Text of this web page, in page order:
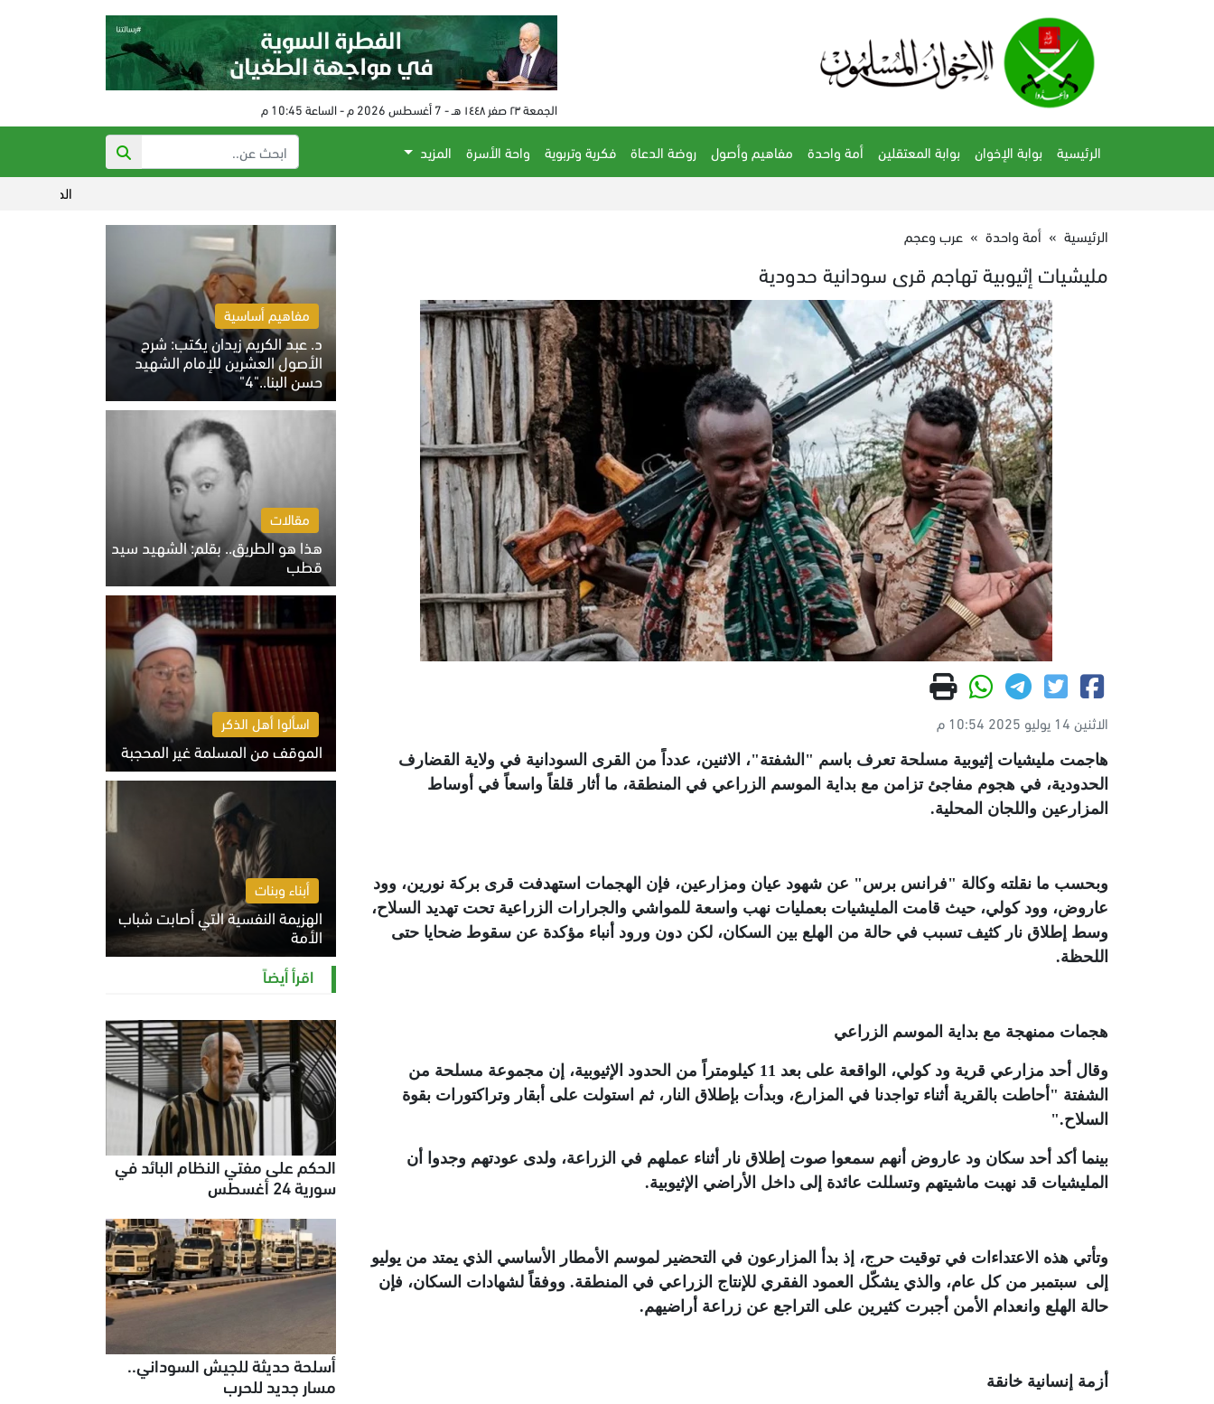
الجمعة ٢٣ صفر ١٤٤٨ هـ - 7 أغسطس 2026 م - الساعة 10:45 م
الرئيسية بوابة الإخوان بوابة المعتقلين أمة واحدة مفاهيم وأصول روضة الدعاة فكرية وتربوية واحة الأسرة
المزيد
الحكم على مفتي النظام
الرئيسية » أمة واحدة » عرب وعجم
مليشيات إثيوبية تهاجم قرى سودانية حدودية
الاثنين 14 يوليو 2025 10:54 م
هاجمت مليشيات إثيوبية مسلحة تعرف باسم "الشفتة"، الاثنين، عدداً من القرى السودانية في ولاية القضارف
الحدودية، في هجوم مفاجئ تزامن مع بداية الموسم الزراعي في المنطقة، ما أثار قلقاً واسعاً في أوساط
المزارعين واللجان المحلية.
وبحسب ما نقلته وكالة "فرانس برس" عن شهود عيان ومزارعين، فإن الهجمات استهدفت قرى بركة نورين، وود
عاروض، وود كولي، حيث قامت المليشيات بعمليات نهب واسعة للمواشي والجرارات الزراعية تحت تهديد السلاح،
وسط إطلاق نار كثيف تسبب في حالة من الهلع بين السكان، لكن دون ورود أنباء مؤكدة عن سقوط ضحايا حتى
اللحظة.
هجمات ممنهجة مع بداية الموسم الزراعي
وقال أحد مزارعي قرية ود كولي، الواقعة على بعد 11 كيلومتراً من الحدود الإثيوبية، إن مجموعة مسلحة من
الشفتة "أحاطت بالقرية أثناء تواجدنا في المزارع، وبدأت بإطلاق النار، ثم استولت على أبقار وتراكتورات بقوة
السلاح".
بينما أكد أحد سكان ود عاروض أنهم سمعوا صوت إطلاق نار أثناء عملهم في الزراعة، ولدى عودتهم وجدوا أن
المليشيات قد نهبت ماشيتهم وتسللت عائدة إلى داخل الأراضي الإثيوبية.
وتأتي هذه الاعتداءات في توقيت حرج، إذ بدأ المزارعون في التحضير لموسم الأمطار الأساسي الذي يمتد من يوليو
إلى سبتمبر من كل عام، والذي يشكّل العمود الفقري للإنتاج الزراعي في المنطقة. ووفقاً لشهادات السكان، فإن
حالة الهلع وانعدام الأمن أجبرت كثيرين على التراجع عن زراعة أراضيهم.
أزمة إنسانية خانقة
مفاهيم أساسية
د. عبد الكريم زيدان يكتب: شرح
الأصول العشرين للإمام الشهيد
حسن البنا.."4"
الخميس 6 أغسطس 2026 10:27 ص
مقالات
هذا هو الطريق.. بقلم: الشهيد سيد
قطب
الخميس 6 أغسطس 2026 10:52 ص
اسألوا أهل الذكر
الموقف من المسلمة غير المحجبة
الخميس 6 أغسطس 2026 10:45 ص
أبناء وبنات
الهزيمة النفسية التي أصابت شباب
الأمة
الخميس 6 أغسطس 2026 11:12 ص
اقرأ أيضاً
الحكم على مفتي النظام البائد في
سورية 24 أغسطس
أسلحة حديثة للجيش السوداني..
مسار جديد للحرب